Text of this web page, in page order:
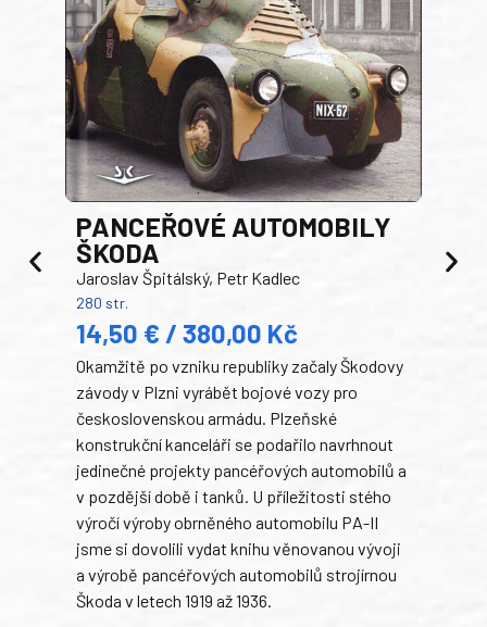
PANCEŘOVÉ AUTOMOBILY
ŠKODA
Jaroslav Špitálský, Petr Kadlec
280 str.
14,50 € / 380,00 Kč
Okamžitě po vzniku republiky začaly Škodovy
závody v Plzni vyrábět bojové vozy pro
československou armádu. Plzeňské
konstrukční kanceláři se podařilo navrhnout
jedinečné projekty pancéřových automobilů a
v pozdější době i tanků. U příležitosti stého
výročí výroby obrněného automobilu PA-II
jsme si dovolili vydat knihu věnovanou vývoji
a výrobě pancéřových automobilů strojírnou
Škoda v letech 1919 až 1936.